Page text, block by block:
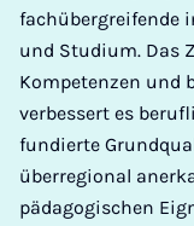
fachübergreifende
und Studium. Das
Kompetenzen und
verbessert es
fundierte
überregional
pädagogischen